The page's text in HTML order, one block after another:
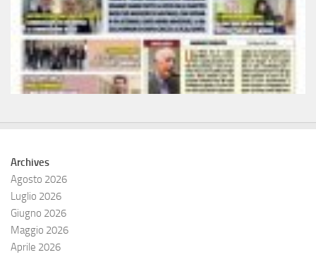
Archives
Agosto 2026
Luglio 2026
Giugno 2026
Maggio 2026
Aprile 2026